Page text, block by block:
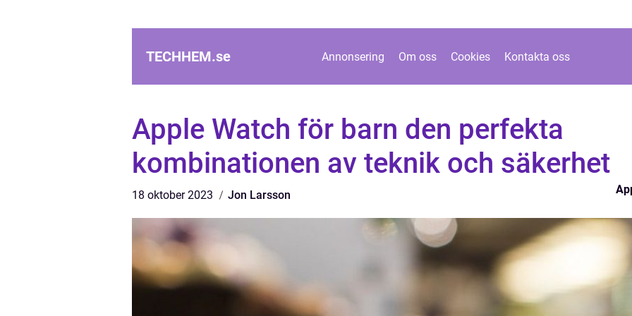
TECHHEM.se Annonsering Om oss Cookies Kontakta oss
Apple Watch för barn den perfekta
kombinationen av teknik och säkerhet
18 oktober 2023 Jon Larsson